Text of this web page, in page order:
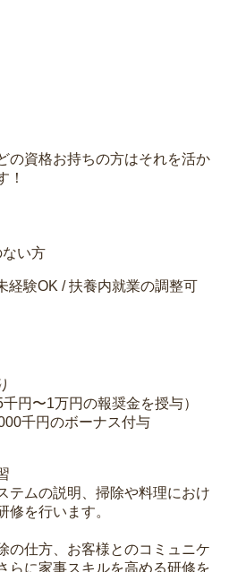
の資格お持ちの方はそれを活か
！
い方
経験OK / 扶養内就業の調整可
円〜1万円の報奨金を授与）
千円のボーナス付与
テムの説明、掃除や料理におけ
修を行います。
の仕方、お客様とのコミュニケ
らに家事スキルを高める研修を